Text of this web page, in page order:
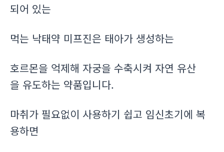
되어 있는
먹는 낙태약 미프진은 태아가 생성하는
호르몬을 억제해 자궁을 수축시켜 자연 유산
을 유도하는 약품입니다.
마취가 필요없이 사용하기 쉽고 임신초기에 복
용하면